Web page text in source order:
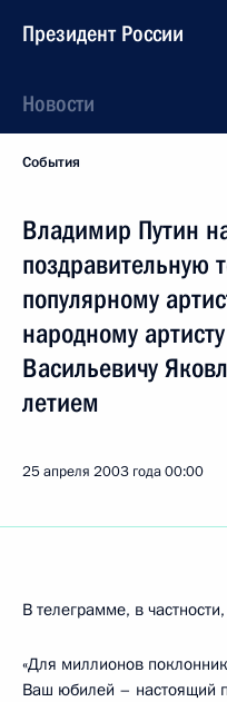
Президент России
Новости
События
Владимир Путин
поздравительную
популярному
народному
Васильевичу
летием
25 апреля 2003 года00:00
В телеграмме, в
«Для миллионов
Ваш юбилей – настоящий